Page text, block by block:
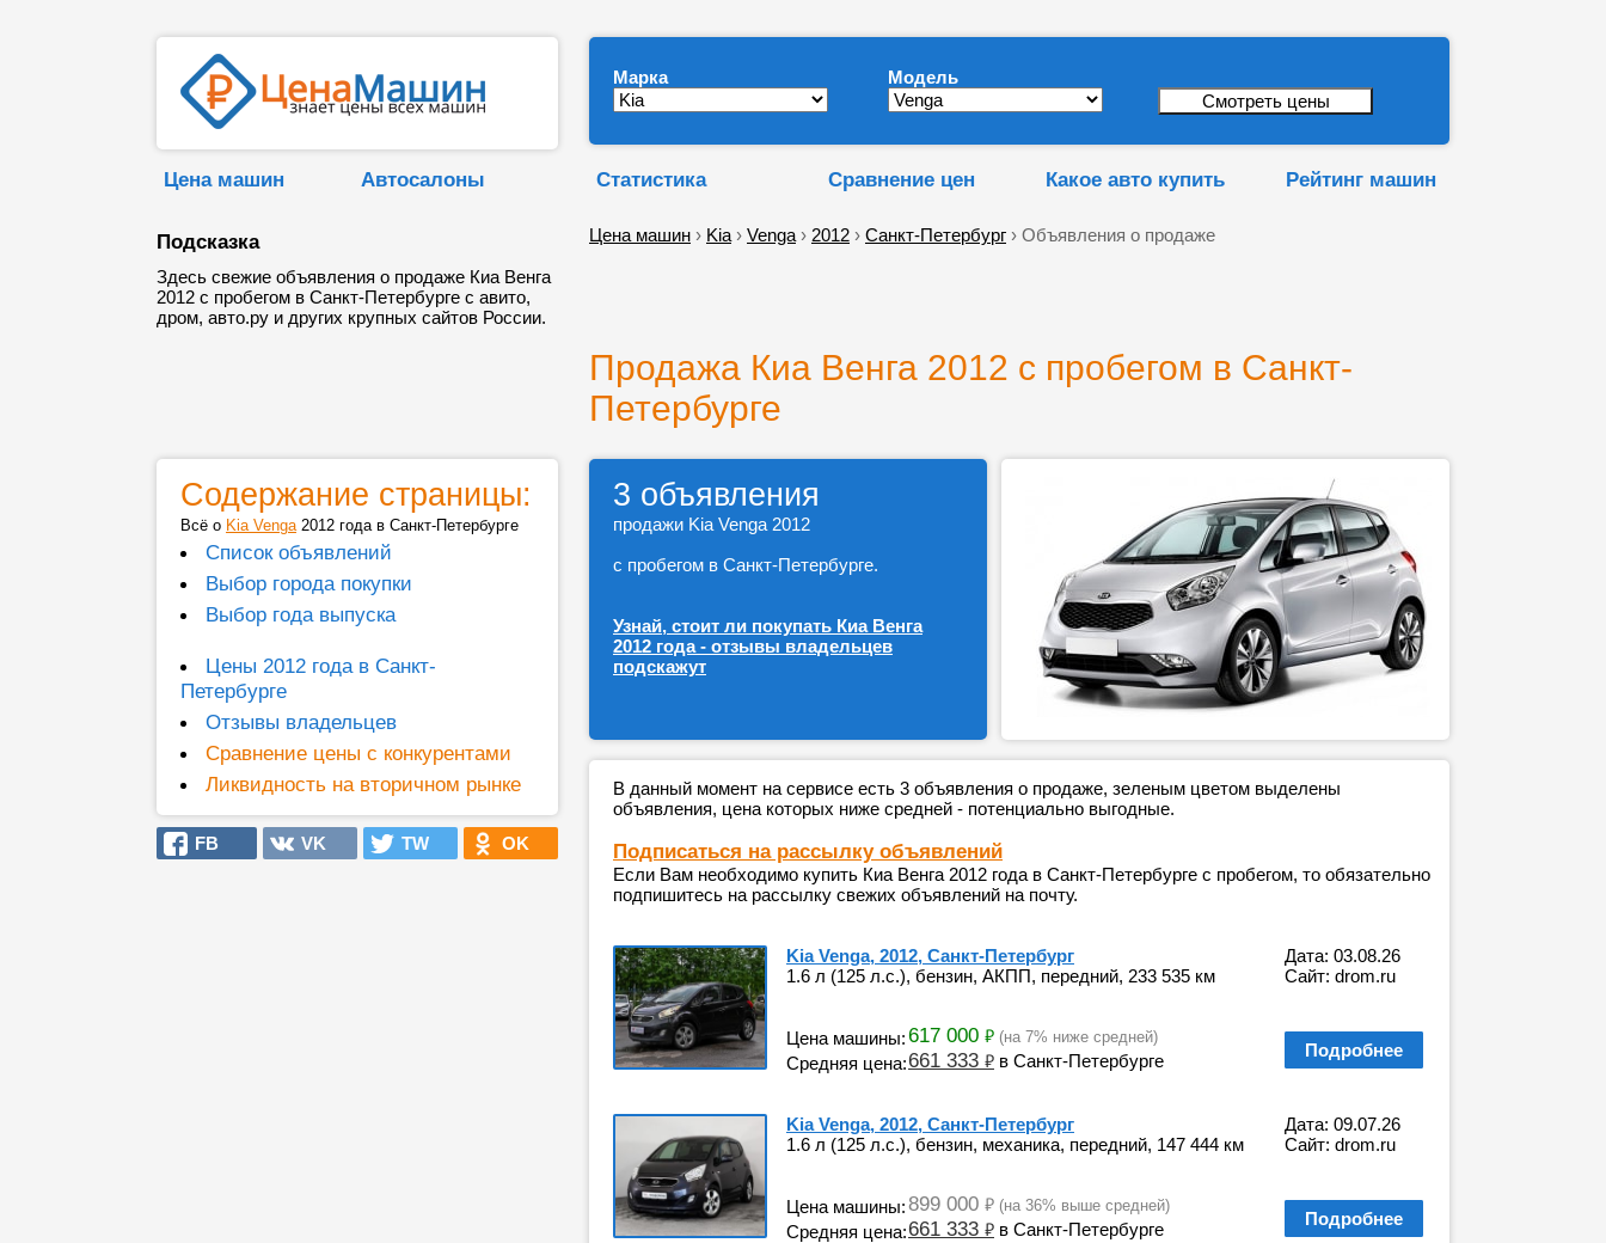
Марка Модель
Цена машин Автосалоны Статистика Сравнение цен Какое авто купить Рейтинг машин
Подсказка
Здесь свежие объявления о продаже Киа Венга
2012 с пробегом в Санкт-Петербурге с авито,
дром, авто.ру и других крупных сайтов России.
Цена машин › Kia › Venga › 2012 › Санкт-Петербург › Объявления о продаже
Продажа Киа Венга 2012 с пробегом в Санкт-
Петербурге
Содержание страницы:
Всё о Kia Venga2012 года в Санкт-Петербурге
Список объявлений
Выбор города покупки
Выбор года выпуска
Цены 2012 года в Санкт-
Петербурге
Отзывы владельцев
Сравнение цены с конкурентами
Ликвидность на вторичном рынке
FB VK TW OK
3 объявления
продажи Kia Venga 2012
с пробегом в Санкт-Петербурге.
Узнай, стоит ли покупать Киа Венга
2012 года - отзывы владельцев
подскажут
В данный момент на сервисе есть 3 объявления о продаже, зеленым цветом выделены
объявления, цена которых ниже средней - потенциально выгодные.
Подписаться на рассылку объявлений
Если Вам необходимо купить Киа Венга 2012 года в Санкт-Петербурге с пробегом, то обязательно
подпишитесь на рассылку свежих объявлений на почту.
Kia Venga, 2012, Санкт-Петербург
1.6 л (125 л.с.), бензин, АКПП, передний, 233 535 км
Дата: 03.08.26
Сайт: drom.ru
Цена машины:617 000 ₽ (на 7% ниже средней)
Средняя цена:661 333 ₽ в Санкт-Петербурге
Подробнее
Kia Venga, 2012, Санкт-Петербург
1.6 л (125 л.с.), бензин, механика, передний, 147 444 км
Дата: 09.07.26
Сайт: drom.ru
Цена машины:899 000 ₽ (на 36% выше средней)
Средняя цена:661 333 ₽ в Санкт-Петербурге
Подробнее